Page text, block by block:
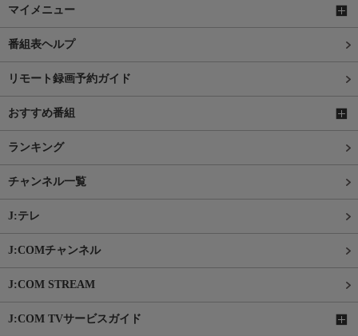
マイメニュー
番組表ヘルプ
リモート録画予約ガイド
おすすめ番組
ランキング
チャンネル一覧
J:テレ
J:COMチャンネル
J:COM STREAM
J:COM TVサービスガイド